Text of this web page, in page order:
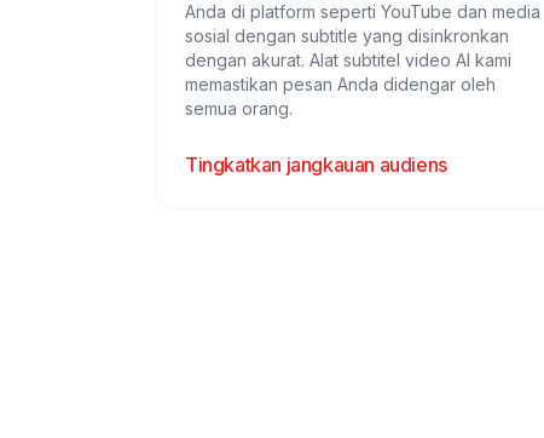
Anda di platform seperti YouTube dan media
sosial dengan subtitle yang disinkronkan
dengan akurat. Alat subtitel video AI kami
memastikan pesan Anda didengar oleh
semua orang.
Tingkatkan jangkauan audiens